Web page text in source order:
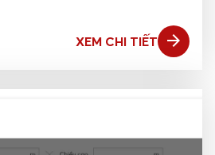
XEM CHI TIẾT